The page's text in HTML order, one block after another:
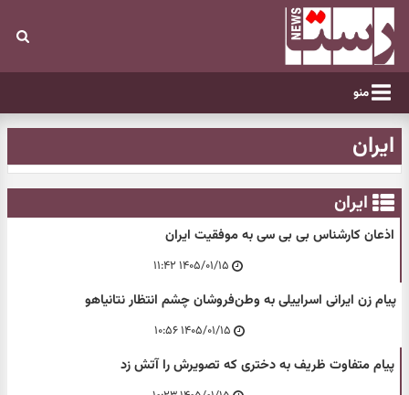
منو
ایران
ایران
اذعان کارشناس بی بی سی به موفقیت ایران
۱۴۰۵/۰۱/۱۵ ۱۱:۴۲
پیام زن ایرانی اسراییلی به وطن‌فروشان چشم انتظار نتانیاهو
۱۴۰۵/۰۱/۱۵ ۱۰:۵۶
پیام متفاوت ظریف به دختری که تصویرش را آتش زد